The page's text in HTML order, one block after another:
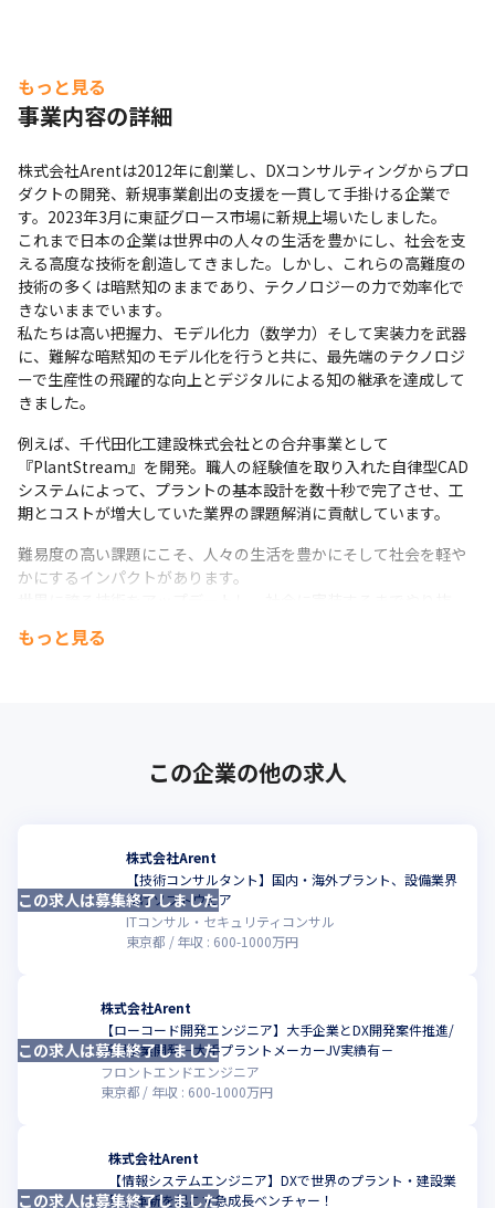
もっと見る
事業内容の詳細
株式会社Arentは2012年に創業し、DXコンサルティングからプロ
ダクトの開発、新規事業創出の支援を一貫して手掛ける企業で
す。2023年3月に東証グロース市場に新規上場いたしました。
これまで日本の企業は世界中の人々の生活を豊かにし、社会を支
える高度な技術を創造してきました。しかし、これらの高難度の
技術の多くは暗黙知のままであり、テクノロジーの力で効率化で
きないままでいます。
私たちは高い把握力、モデル化力（数学力）そして実装力を武器
に、難解な暗黙知のモデル化を行うと共に、最先端のテクノロジ
ーで生産性の飛躍的な向上とデジタルによる知の継承を達成して
きました。
例えば、千代田化工建設株式会社との合弁事業として
『PlantStream』を開発。職人の経験値を取り入れた自律型CAD
システムによって、プラントの基本設計を数十秒で完了させ、工
期とコストが増大していた業界の課題解消に貢献しています。
難易度の高い課題にこそ、人々の生活を豊かにそして社会を軽や
かにするインパクトがあります。
それが私たちの役割です。
もっと見る
この企業の他の求人
株式会社Arent
【技術コンサルタント】国内・海外プラント、設備業界
向けソフトウェア
ITコンサル・セキュリティコンサル
東京都
年収 : 600-1000万円
この求人は募集終了しました
株式会社Arent
【ローコード開発エンジニア】大手企業とDX開発案件推進/
新規事業開発－大手プラントメーカーJV実績有－
フロントエンドエンジニア
東京都
年収 : 600-1000万円
この求人は募集終了しました
株式会社Arent
【情報システムエンジニア】DXで世界のプラント・建設業
界に革新を起こす急成長ベンチャー！
この求人は募集終了しました